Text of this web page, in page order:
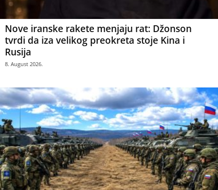
Nove iranske rakete menjaju rat: Džonson
tvrdi da iza velikog preokreta stoje Kina i
Rusija
8. August 2026.